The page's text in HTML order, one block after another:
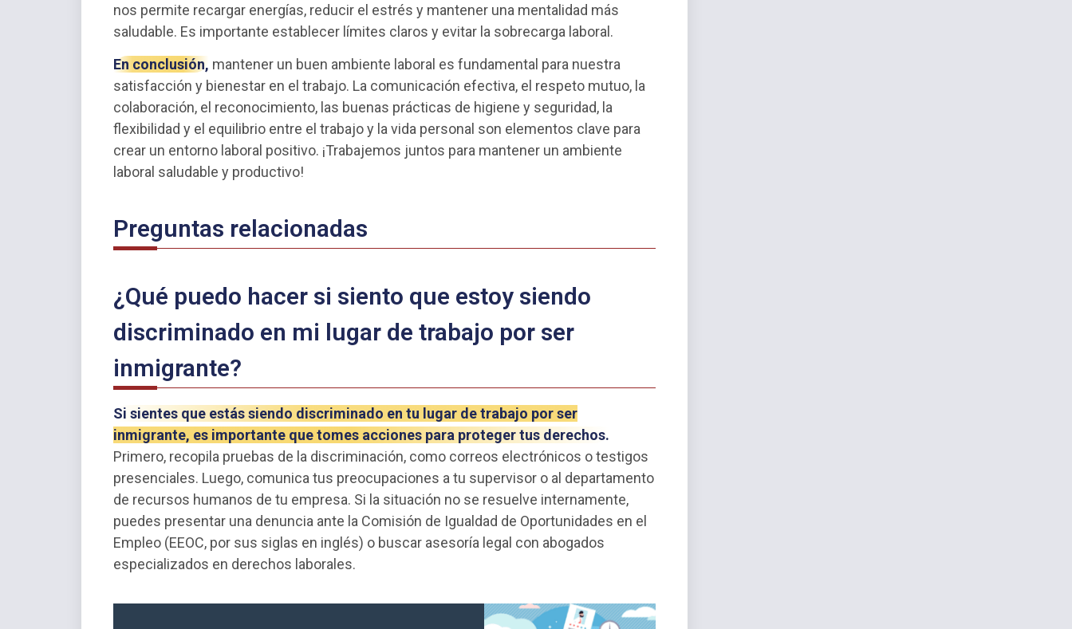
nos permite recargar energías, reducir el estrés y mantener una mentalidad más
saludable. Es importante establecer límites claros y evitar la sobrecarga laboral.
En conclusión, mantener un buen ambiente laboral es fundamental para nuestra
satisfacción y bienestar en el trabajo. La comunicación efectiva, el respeto mutuo, la
colaboración, el reconocimiento, las buenas prácticas de higiene y seguridad, la
flexibilidad y el equilibrio entre el trabajo y la vida personal son elementos clave para
crear un entorno laboral positivo. ¡Trabajemos juntos para mantener un ambiente
laboral saludable y productivo!
Preguntas relacionadas
¿Qué puedo hacer si siento que estoy siendo
discriminado en mi lugar de trabajo por ser
inmigrante?
Si sientes que estás siendo discriminado en tu lugar de trabajo por ser
inmigrante, es importante que tomes acciones para proteger tus derechos.
Primero, recopila pruebas de la discriminación, como correos electrónicos o testigos
presenciales. Luego, comunica tus preocupaciones a tu supervisor o al departamento
de recursos humanos de tu empresa. Si la situación no se resuelve internamente,
puedes presentar una denuncia ante la Comisión de Igualdad de Oportunidades en el
Empleo (EEOC, por sus siglas en inglés) o buscar asesoría legal con abogados
especializados en derechos laborales.